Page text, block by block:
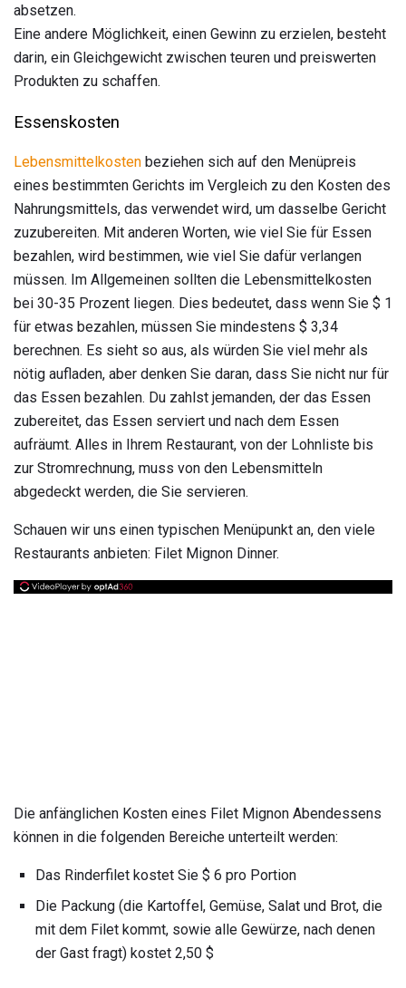
absetzen.
Eine andere Möglichkeit, einen Gewinn zu erzielen, besteht
darin, ein Gleichgewicht zwischen teuren und preiswerten
Produkten zu schaffen.
Essenskosten
Lebensmittelkosten beziehen sich auf den Menüpreis
eines bestimmten Gerichts im Vergleich zu den Kosten des
Nahrungsmittels, das verwendet wird, um dasselbe Gericht
zuzubereiten. Mit anderen Worten, wie viel Sie für Essen
bezahlen, wird bestimmen, wie viel Sie dafür verlangen
müssen. Im Allgemeinen sollten die Lebensmittelkosten
bei 30-35 Prozent liegen. Dies bedeutet, dass wenn Sie $ 1
für etwas bezahlen, müssen Sie mindestens $ 3,34
berechnen. Es sieht so aus, als würden Sie viel mehr als
nötig aufladen, aber denken Sie daran, dass Sie nicht nur für
das Essen bezahlen. Du zahlst jemanden, der das Essen
zubereitet, das Essen serviert und nach dem Essen
aufräumt. Alles in Ihrem Restaurant, von der Lohnliste bis
zur Stromrechnung, muss von den Lebensmitteln
abgedeckt werden, die Sie servieren.
Schauen wir uns einen typischen Menüpunkt an, den viele
Restaurants anbieten: Filet Mignon Dinner.
Die anfänglichen Kosten eines Filet Mignon Abendessens
können in die folgenden Bereiche unterteilt werden:
Das Rinderfilet kostet Sie $ 6 pro Portion
Die Packung (die Kartoffel, Gemüse, Salat und Brot, die
mit dem Filet kommt, sowie alle Gewürze, nach denen
der Gast fragt) kostet 2,50 $